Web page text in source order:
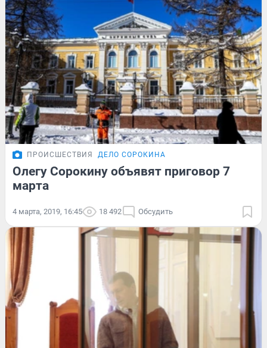
ПРОИСШЕСТВИЯ ДЕЛО СОРОКИНА
Олегу Сорокину объявят приговор 7
марта
4 марта, 2019, 16:45 18 492 Обсудить